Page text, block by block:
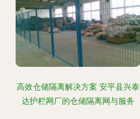
高效仓储隔离解决方案 安平县兴泰
达护栏网厂的仓储隔离网与服务